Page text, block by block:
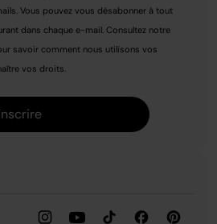
Vous pouvez vous désabonner à tout
dans chaque e-mail. Consultez notre
savoir comment nous utilisons vos
vos droits.